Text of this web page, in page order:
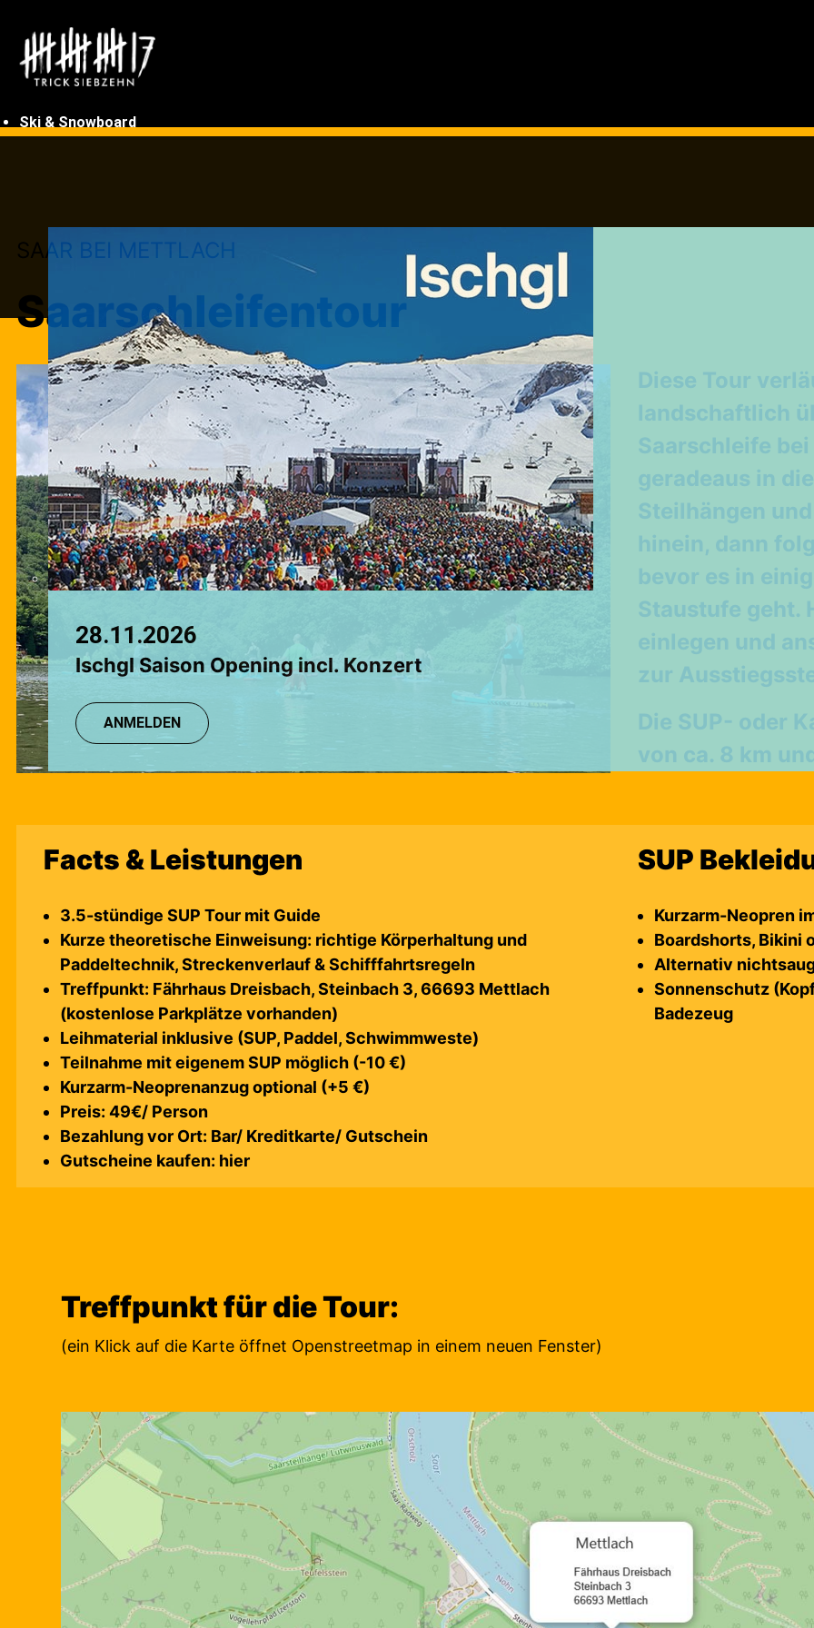
Ski & Snowboard
Tagesfahrten
Infos Tagesfahrten
Feldberg
Ischgl
Montafon
Sölden
Chamonix
Grindelwald
Weekendtrips
Ischgl: Closing 4 Tagestour
Ski & Snowboardservice
Infos Service
Service buchen
28.11.2026
Ischgl Saison Opening incl. Konzert
ANMELDEN
08.08.2026
TR: Einsteigerkurs
ANMELDEN
SAAR BEI METTLACH
Saarschleifentour
Diese Tour
landschaftlich
Saarschleife
geradeaus in
Steilhängen
hinein, dann
bevor es in
Staustufe geht.
einlegen und
zur
Die SUP- oder
von ca. 8 km
Facts & Leistungen
3.5-stündige SUP Tour mit Guide
Kurze theoretische Einweisung: richtige Körperhaltung und
Paddeltechnik, Streckenverlauf & Schifffahrtsregeln
Treffpunkt: Fährhaus Dreisbach, Steinbach 3, 66693 Mettlach
(kostenlose Parkplätze vorhanden)
Leihmaterial inklusive (SUP, Paddel, Schwimmweste)
Teilnahme mit eigenem SUP möglich (-10 €)
Kurzarm-Neoprenanzug optional (+5 €)
Preis: 49€/ Person
Bezahlung vor Ort: Bar/ Kreditkarte/ Gutschein
Gutscheine kaufen: hier
SUP
Kurzarm-Neopren
Boardshorts, Bikini
Alternativ
Sonnenschutz
Badezeug
Treffpunkt für die Tour:
(ein Klick auf die Karte öffnet Openstreetmap in einem neuen Fenster)